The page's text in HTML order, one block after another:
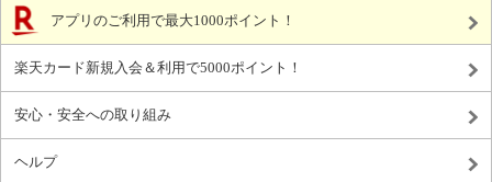
アプリのご利用で最大1000ポイント！
楽天カード新規入会＆利用で5000ポイント！
安心・安全への取り組み
ヘルプ